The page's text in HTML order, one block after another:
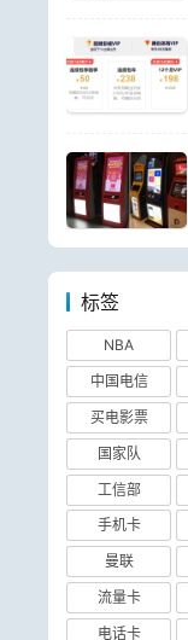
标签
NBA
中国电信
买电影票
国家队
工信部
手机卡
曼联
流量卡
电话卡